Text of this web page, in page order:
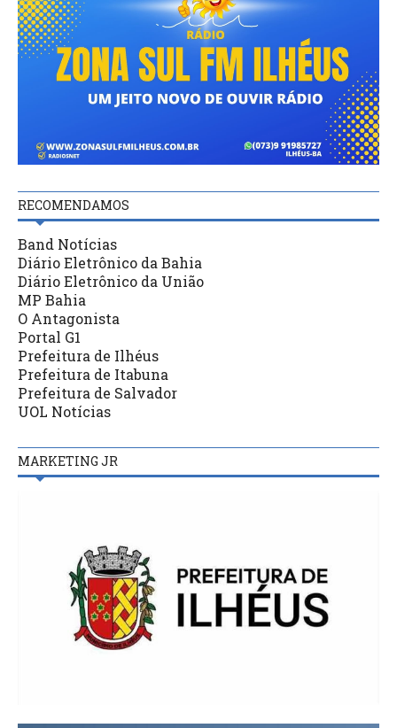
RECOMENDAMOS
Band Notícias
Diário Eletrônico da Bahia
Diário Eletrônico da União
MP Bahia
O Antagonista
Portal G1
Prefeitura de Ilhéus
Prefeitura de Itabuna
Prefeitura de Salvador
UOL Notícias
MARKETING JR